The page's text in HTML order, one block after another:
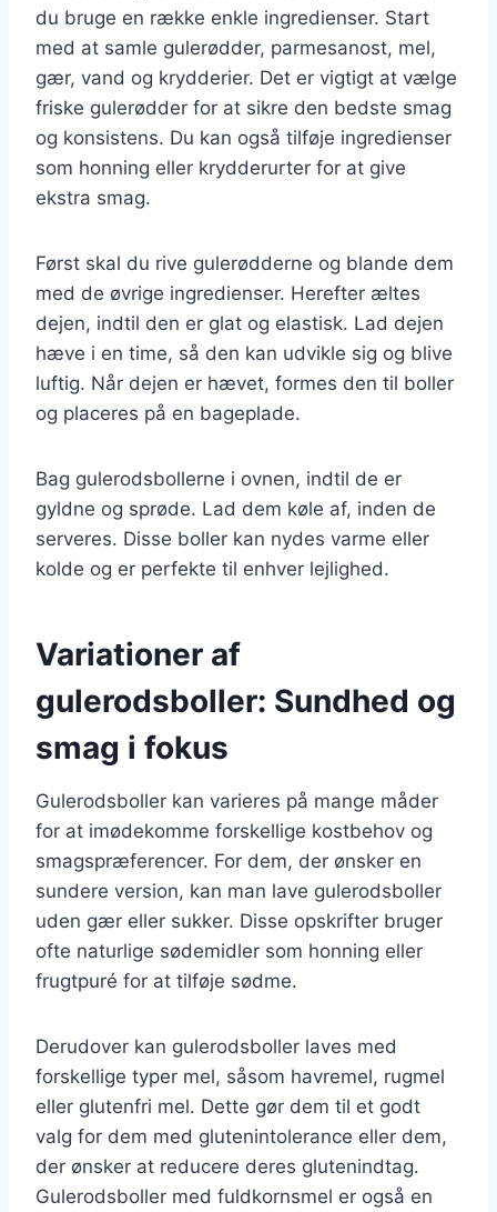
du bruge en række enkle ingredienser. Start
med at samle gulerødder, parmesanost, mel,
gær, vand og krydderier. Det er vigtigt at vælge
friske gulerødder for at sikre den bedste smag
og konsistens. Du kan også tilføje ingredienser
som honning eller krydderurter for at give
ekstra smag.
Først skal du rive gulerødderne og blande dem
med de øvrige ingredienser. Herefter æltes
dejen, indtil den er glat og elastisk. Lad dejen
hæve i en time, så den kan udvikle sig og blive
luftig. Når dejen er hævet, formes den til boller
og placeres på en bageplade.
Bag gulerodsbollerne i ovnen, indtil de er
gyldne og sprøde. Lad dem køle af, inden de
serveres. Disse boller kan nydes varme eller
kolde og er perfekte til enhver lejlighed.
Variationer af
gulerodsboller: Sundhed og
smag i fokus
Gulerodsboller kan varieres på mange måder
for at imødekomme forskellige kostbehov og
smagspræferencer. For dem, der ønsker en
sundere version, kan man lave gulerodsboller
uden gær eller sukker. Disse opskrifter bruger
ofte naturlige sødemidler som honning eller
frugtpuré for at tilføje sødme.
Derudover kan gulerodsboller laves med
forskellige typer mel, såsom havremel, rugmel
eller glutenfri mel. Dette gør dem til et godt
valg for dem med glutenintolerance eller dem,
der ønsker at reducere deres glutenindtag.
Gulerodsboller med fuldkornsmel er også en